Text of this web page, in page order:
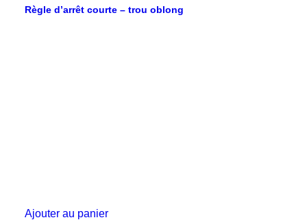
Règle d’arrêt courte – trou oblong
Ajouter au panier